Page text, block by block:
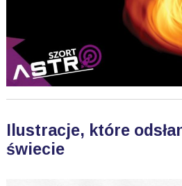
Ilustracje, które
świecie